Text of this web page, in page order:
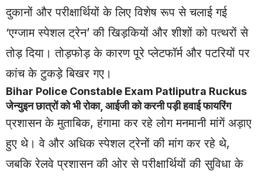
दुकानों और परीक्षार्थियों के लिए विशेष रूप से चलाई गई
‘एग्जाम स्पेशल ट्रेन’ की खिड़कियों और शीशों को पत्थरों से
तोड़ दिया। तोड़फोड़ के कारण पूरे प्लेटफॉर्म और पटरियों पर
कांच के टुकड़े बिखर गए।
Bihar Police Constable Exam Patliputra Ruckus
जेन्युइन छात्रों को भी रोका, आईजी को करनी पड़ी हवाई फायरिंग
प्रशासन के मुताबिक, हंगामा कर रहे लोग मनमानी मांगें अड़ाए
हुए थे। वे और अधिक स्पेशल ट्रेनों की मांग कर रहे थे,
जबकि रेलवे प्रशासन की ओर से परीक्षार्थियों की सुविधा के